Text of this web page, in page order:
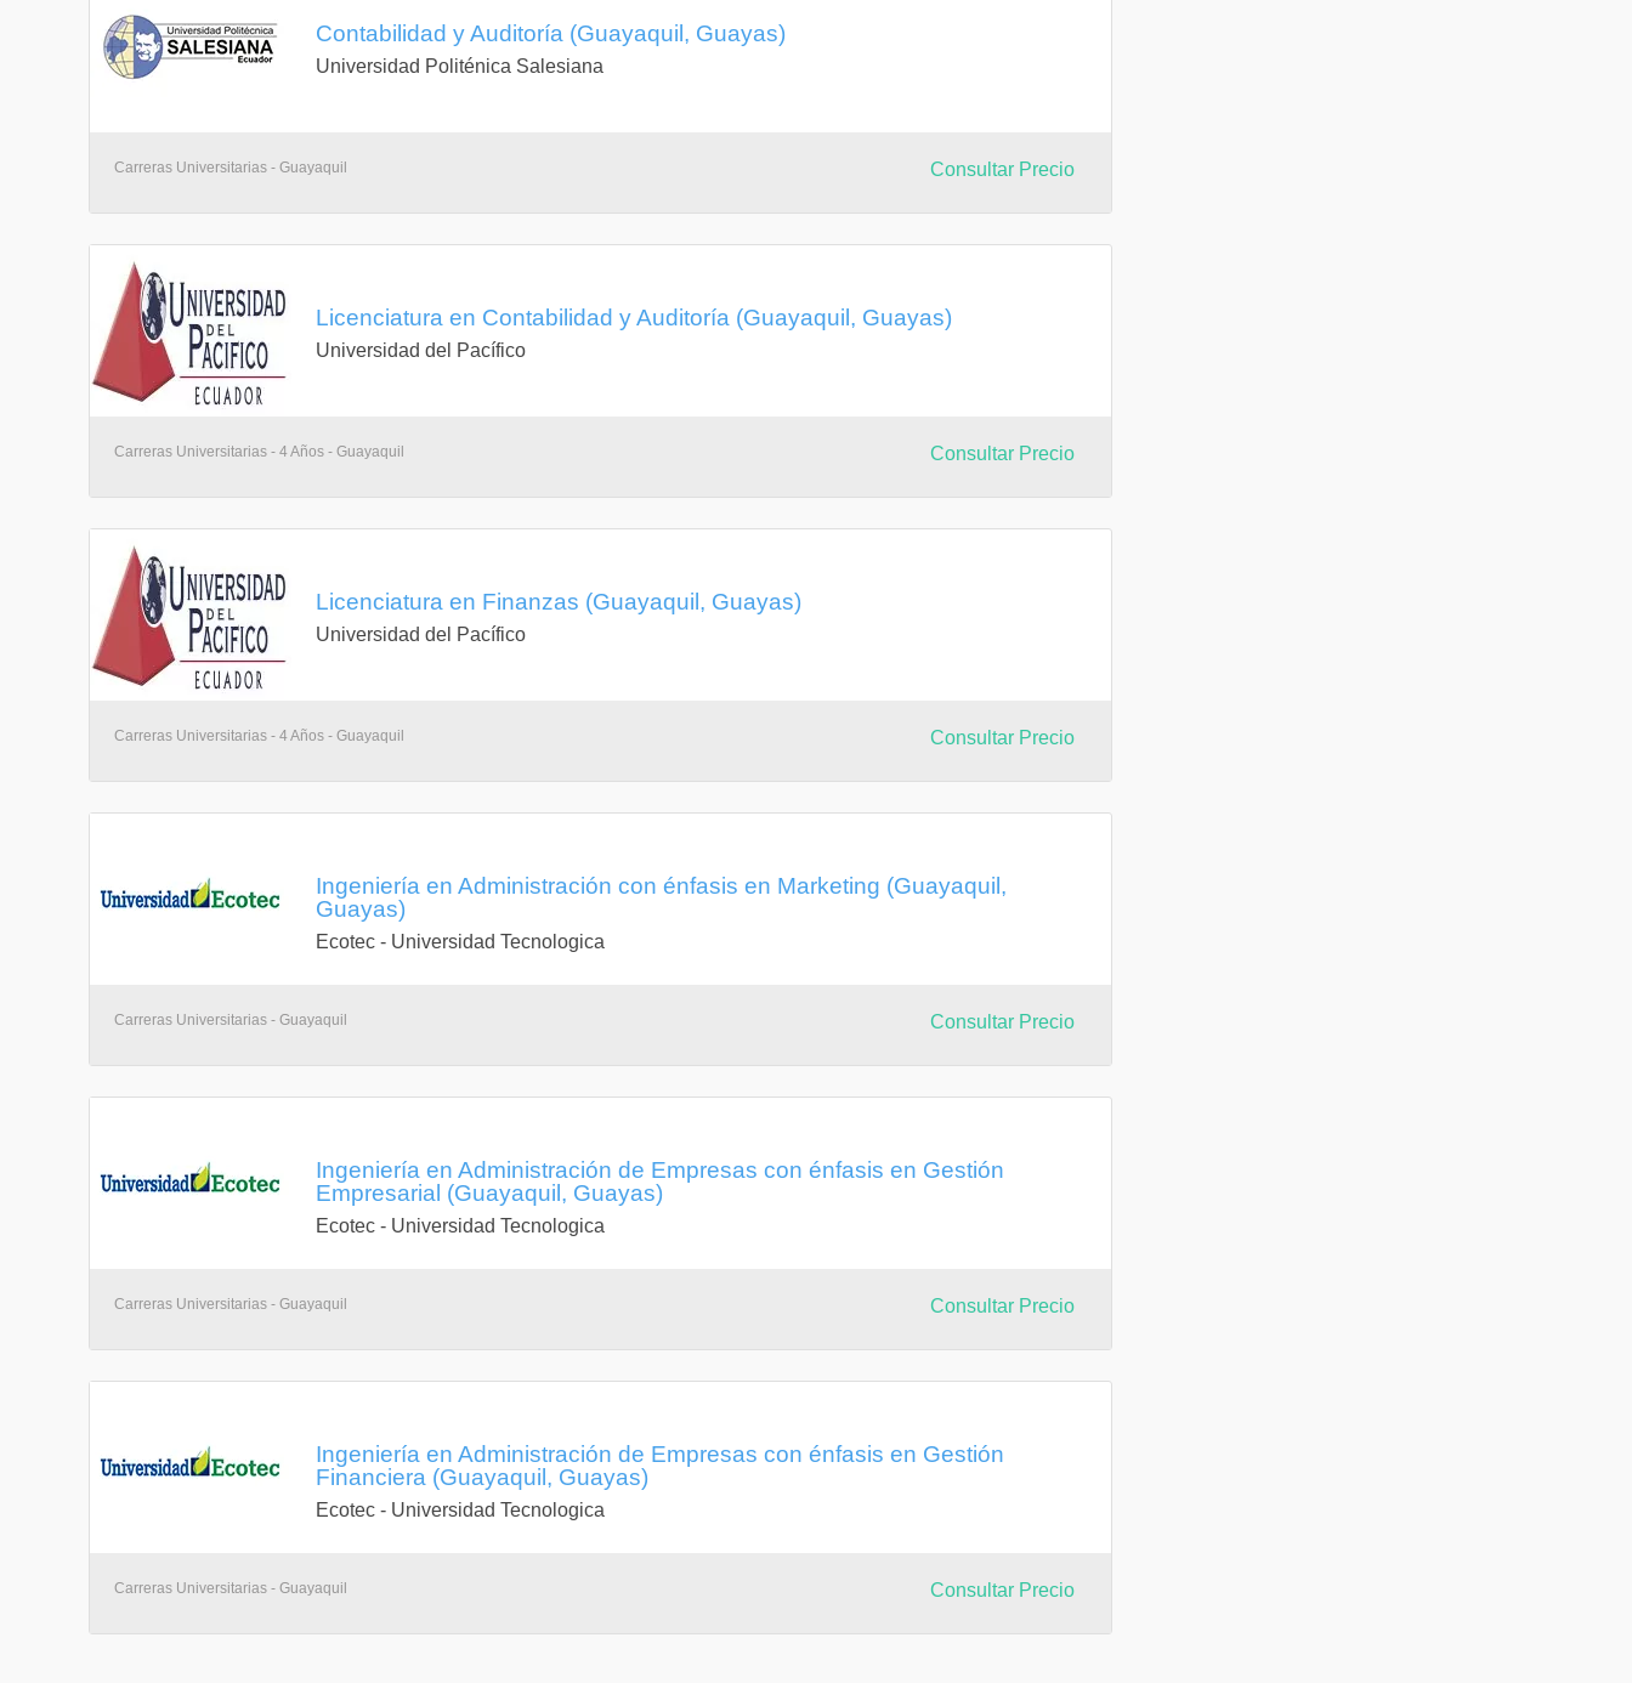
Contabilidad y Auditoría (Guayaquil, Guayas)
Universidad Politénica Salesiana
Carreras Universitarias - Guayaquil Consultar Precio
Licenciatura en Contabilidad y Auditoría (Guayaquil, Guayas)
Universidad del Pacífico
Carreras Universitarias - 4 Años - Guayaquil Consultar Precio
Licenciatura en Finanzas (Guayaquil, Guayas)
Universidad del Pacífico
Carreras Universitarias - 4 Años - Guayaquil Consultar Precio
Ingeniería en Administración con énfasis en Marketing (Guayaquil,
Guayas)
Ecotec - Universidad Tecnologica
Carreras Universitarias - Guayaquil Consultar Precio
Ingeniería en Administración de Empresas con énfasis en Gestión
Empresarial (Guayaquil, Guayas)
Ecotec - Universidad Tecnologica
Carreras Universitarias - Guayaquil Consultar Precio
Ingeniería en Administración de Empresas con énfasis en Gestión
Financiera (Guayaquil, Guayas)
Ecotec - Universidad Tecnologica
Carreras Universitarias - Guayaquil Consultar Precio